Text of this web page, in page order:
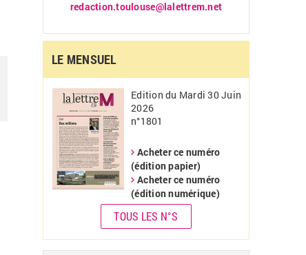
redaction.toulouse@lalettrem.net
LE MENSUEL
Edition du Mardi 30 Juin
2026
n°1801
Acheter ce numéro
(édition papier)
Acheter ce numéro
(édition numérique)
TOUS LES N°S